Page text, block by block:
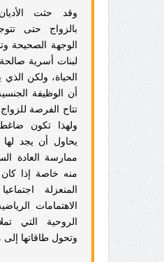
وقد حثت
بالزواج حتى
الوجهة الصحيحة
لبنات أسرية
الحياة، ولكن
أن الوظيفة
تتاح الفرصة
ولهذا تكون
يحاول أن يجد
ممارسة العادة
منه خاصة إذا
المنعزلة
الاهتمامات
الروحية التي
وتحول طاقاتها إلى